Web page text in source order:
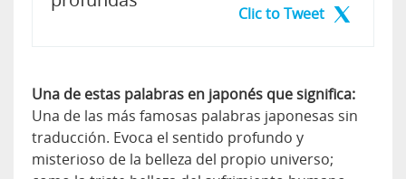
Clic to Tweet
Una de estas palabras en japonés que significa:
Una de las más famosas palabras japonesas sin
traducción. Evoca el sentido profundo y
misterioso de la belleza del propio universo;